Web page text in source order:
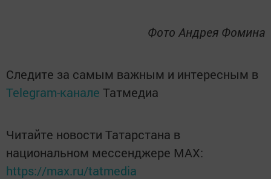
Фото Андрея Фомина
Следите за самым важным и интересным в
Telegram-канале Татмедиа
Читайте новости Татарстана в
национальном мессенджере MАХ:
https://max.ru/tatmedia